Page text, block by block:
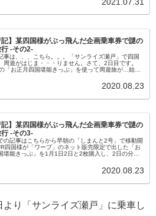
記】某四国様がぶっ飛んだ企画乗車券で謎の
-その2-
事は、、、こちら。。。「サンライズ瀬戸」で四国
周遊がはじま・・・りません。さて、2日目です。
「お正月四国堪能きっぷ」を使って周遊旅が…始ま
2020.08.23
記】某四国様がぶっ飛んだ企画乗車券で謎の
行 -その3-
の記事はこちらから早朝の「しまんと2号」で移動開
四国様が「ワープ」のネット販売限定で出した「お
堪能きっぷ」を1月1日2日と2枚購入し、2日の分の
2020.08.23
り「サンライズ瀬戸」に乗車し